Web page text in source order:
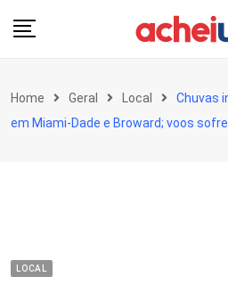
Home Geral Local
Chuvas
em Miami-Dade e Broward; voos
LOCAL